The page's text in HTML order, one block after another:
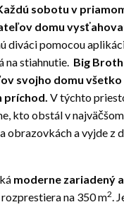
sobotu v
domu
diváci pomocou
na stiahnutie. Big
svojho domu
príchod. V týchto
kto obstál v
obrazovkách a vyjde z
moderne zariadený
na 350 m2.